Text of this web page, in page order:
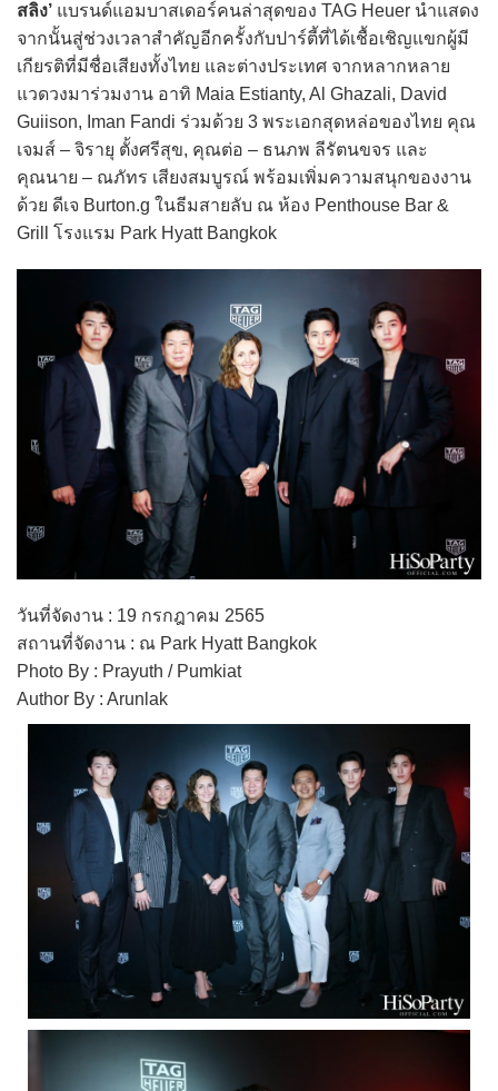
สลิง’ แบรนด์แอมบาสเดอร์คนล่าสุดของ TAG Heuer นำแสดง
จากนั้นสู่ช่วงเวลาสำคัญอีกครั้งกับปาร์ตี้ที่ได้เชื้อเชิญแขกผู้มี
เกียรติที่มีชื่อเสียงทั้งไทย และต่างประเทศ จากหลากหลาย
แวดวงมาร่วมงาน อาทิ Maia Estianty, Al Ghazali, David
Guiison, Iman Fandi ร่วมด้วย 3 พระเอกสุดหล่อของไทย คุณ
เจมส์ – จิรายุ ตั้งศรีสุข, คุณต่อ – ธนภพ ลีรัตนขจร และ
คุณนาย – ณภัทร เสียงสมบูรณ์ พร้อมเพิ่มความสนุกของงาน
ด้วย ดีเจ Burton.g ในธีมสายลับ ณ ห้อง Penthouse Bar &
Grill โรงแรม Park Hyatt Bangkok
วันที่จัดงาน : 19 กรกฎาคม 2565
สถานที่จัดงาน : ณ Park Hyatt Bangkok
Photo By : Prayuth / Pumkiat
Author By : Arunlak